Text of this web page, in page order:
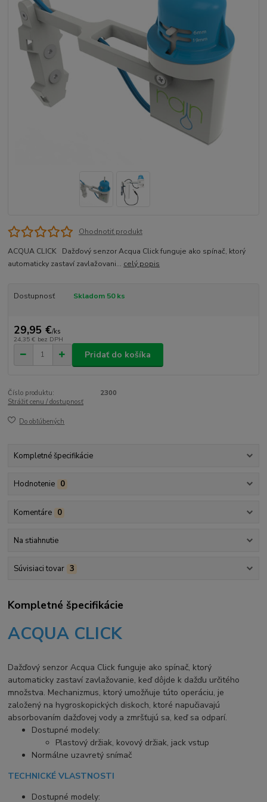
Ohodnotiť produkt
ACQUA CLICK Dažďový senzor Acqua Click funguje ako spínač, ktorý
automaticky zastaví zavlažovani... celý popis
Dostupnosť Skladom 50 ks
29,95 €/ks
24,35 € bez DPH
Pridať do košíka
Číslo produktu:
2300
Strážiť cenu / dostupnosť
Do obľúbených
Kompletné špecifikácie
Hodnotenie 0
Komentáre 0
Na stiahnutie
Súvisiaci tovar 3
Kompletné špecifikácie
ACQUA CLICK
Dažďový senzor Acqua Click funguje ako spínač, ktorý
automaticky zastaví zavlažovanie, keď dôjde k dažďu určitého
množstva. Mechanizmus, ktorý umožňuje túto operáciu, je
založený na hygroskopických diskoch, ktoré napučiavajú
absorbovaním dažďovej vody a zmršťujú sa, keď sa odparí.
Dostupné modely:
Plastový držiak, kovový držiak, jack vstup
Normálne uzavretý snímač
TECHNICKÉ VLASTNOSTI
Dostupné modely: